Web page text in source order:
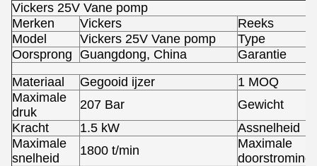
Vickers 25V Vane pomp
Merken
Vickers Reeks
Model
Vickers 25V Vane pomp Type
Oorsprong
Guangdong, China Garantie
Materiaal
Gegooid ijzer 1 MOQ
Maximale
druk
207 Bar Gewicht
Kracht
1.5 kW Assnelheid
Maximale
snelheid
1800 t/min
Maximale
doorstroming